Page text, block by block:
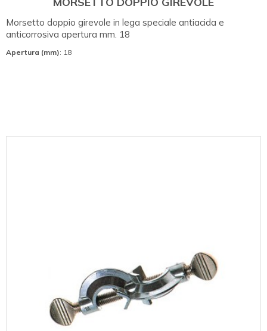
Morsetto doppio girevole in lega speciale antiacida e
anticorrosiva apertura mm. 18
Apertura (mm): 18